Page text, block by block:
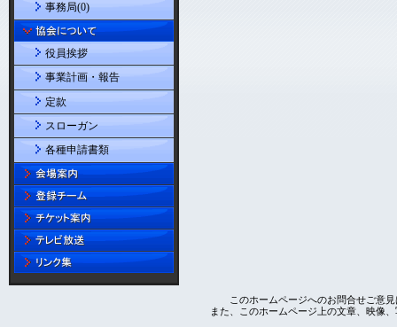
事務局(0)
役員挨拶
事業計画・報告
定款
スローガン
各種申請書類
このホームページへのお問合せご意
また、このホームページ上の文章、映像